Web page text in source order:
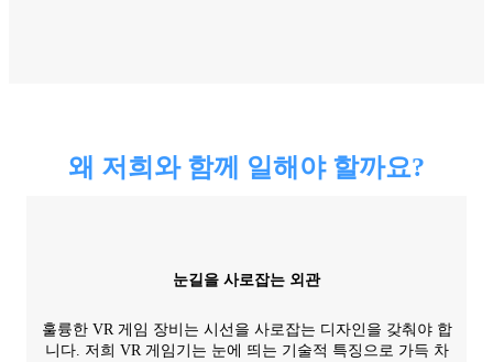
왜 저희와 함께 일해야 할까요?
눈길을 사로잡는 외관
훌륭한 VR 게임 장비는 시선을 사로잡는 디자인을 갖춰야 합
니다. 저희 VR 게임기는 눈에 띄는 기술적 특징으로 가득 차